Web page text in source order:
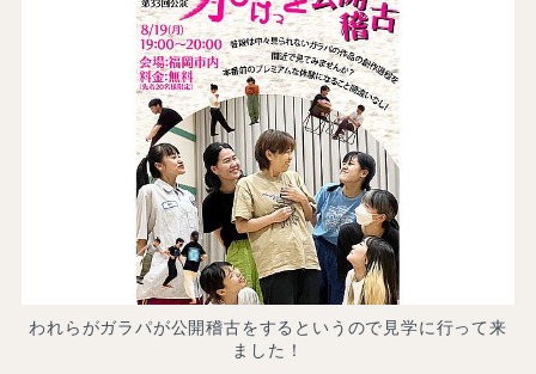
われらがガラパが公開稽古をするというので見学に行って来
ました！